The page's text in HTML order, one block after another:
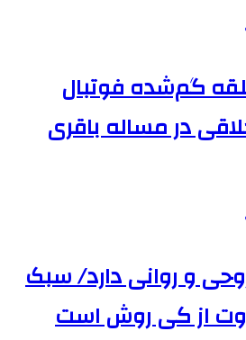
گم‌شده فوتبال
در مساله باقری
و روانی دارد/ سبک
از کی روش است